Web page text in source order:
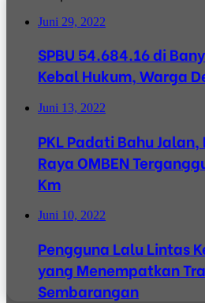
Juni 29, 2022
SPBU 54.684.16 di
Kebal Hukum, Warga
Juni 13, 2022
PKL Padati Bahu
Raya OMBEN
Km
Juni 10, 2022
Pengguna Lalu Lintas
yang Menempatkan
Sembarangan